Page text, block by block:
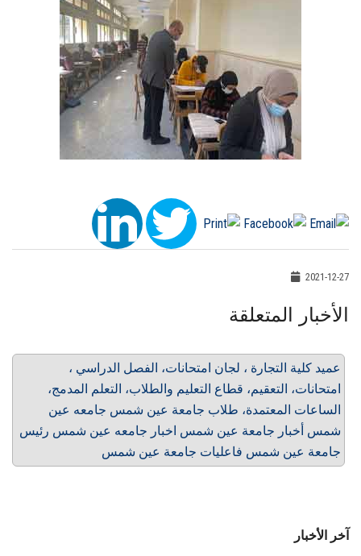
2021-12-27
الأخبار المتعلقة
عميد كلية التجارة ، لجان امتحانات، الفصل الدراسي ،
امتحانات، التعقيم، قطاع التعليم والطلاب، التعلم المدمج،
الساعات المعتمدة، طلاب جامعة عين شمس جامعه عين
شمس أخبار جامعة عين شمس اخبار جامعه عين شمس رئيس
جامعة عين شمس فاعليات جامعة عين شمس
آخر الأخبار